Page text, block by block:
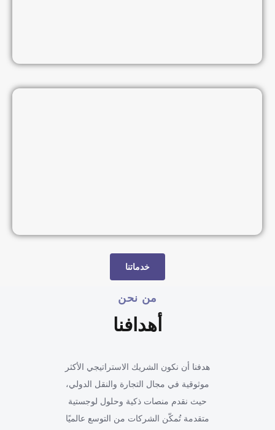
خدماتنا
من نحن
أهدافنا
هدفنا أن نكون الشريك الاستراتيجي الأكثر
موثوقية في مجال التجارة والنقل الدولي،
حيث نقدم منصات ذكية وحلول لوجستية
متقدمة تُمكّن الشركات من التوسع عالميًا